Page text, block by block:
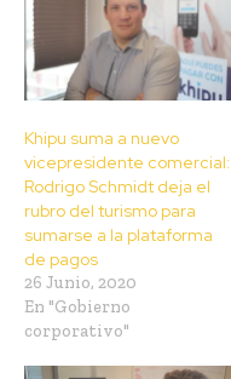
Khipu suma a nuevo
vicepresidente comercial:
Rodrigo Schmidt deja el
rubro del turismo para
sumarse a la plataforma
de pagos
26 Junio, 2020
En "Gobierno
corporativo"